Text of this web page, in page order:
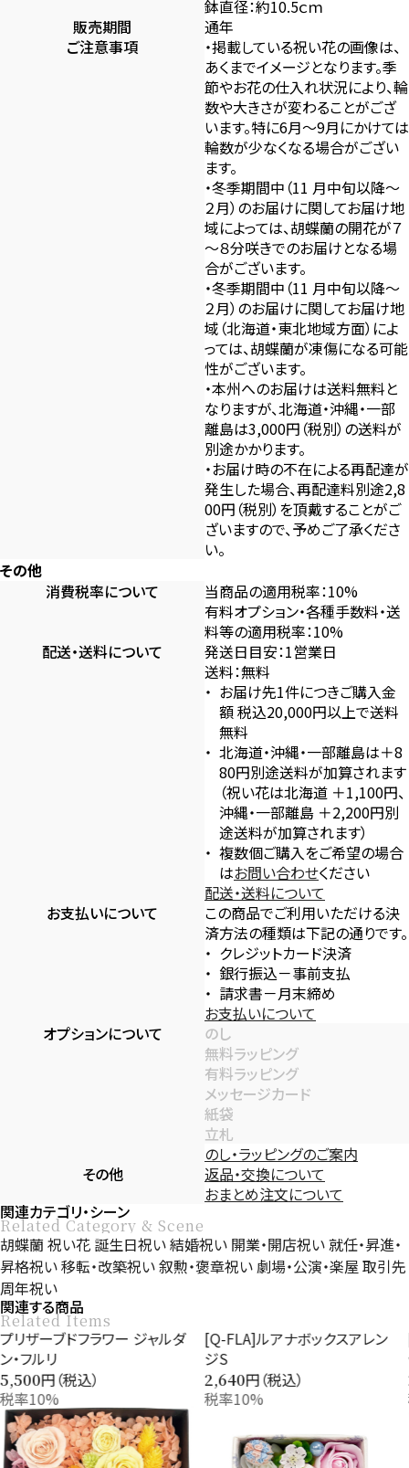
鉢直径：約10.5ｃｍ
販売期間
通年
ご注意事項
・掲載している祝い花の画像は、
あくまでイメージとなります。季
節やお花の仕入れ状況により、輪
数や大きさが変わることがござ
います。特に6月～9月にかけては
輪数が少なくなる場合がござい
ます。
・冬季期間中（11 月中旬以降～
２月）のお届けに関してお届け地
域によっては、胡蝶蘭の開花が７
～８分咲きでのお届けとなる場
合がございます。
・冬季期間中（11 月中旬以降～
２月）のお届けに関してお届け地
域（北海道・東北地域方面）によ
っては、胡蝶蘭が凍傷になる可能
性がございます。
・本州へのお届けは送料無料と
なりますが、北海道・沖縄・一部
離島は3,000円（税別）の送料が
別途かかります。
・お届け時の不在による再配達が
発生した場合、再配達料別途2,8
00円（税別）を頂戴することがご
ざいますので、予めご了承くださ
い。
その他
消費税率について
当商品の適用税率：10%
有料オプション・各種手数料・送
料等の適用税率：10%
配送・送料について
発送日目安：1営業日
送料：無料
お届け先1件につきご購入金
額 税込20,000円以上で送料
無料
北海道・沖縄・一部離島は＋8
80円別途送料が加算されます
（祝い花は北海道 ＋1,100円、
沖縄・一部離島 ＋2,200円別
途送料が加算されます）
複数個ご購入をご希望の場合
はお問い合わせください
配送・送料について
お支払いについて
この商品でご利用いただける決
済方法の種類は下記の通りです。
クレジットカード決済
銀行振込－事前支払
請求書－月末締め
お支払いについて
オプションについて
のし
無料ラッピング
有料ラッピング
メッセージカード
紙袋
立札
のし・ラッピングのご案内
その他
返品・交換について
おまとめ注文について
関連カテゴリ・シーン
Related Category & Scene
胡蝶蘭 祝い花 誕生日祝い結婚祝い 開業・開店祝い就任・昇進・
昇格祝い移転・改築祝い叙勲・褒章祝い 劇場・公演・楽屋 取引先
周年祝い
関連する商品
Related Items
プリザーブドフラワー ジャルダ
ン・フルリ
5,500円（税込）
税率10%
[Q-FLA]ルアナボックスアレン
ジS
2,640円（税込）
税率10%